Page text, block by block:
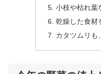
小枝や枯れ葉
乾燥した食材
カタツムリも